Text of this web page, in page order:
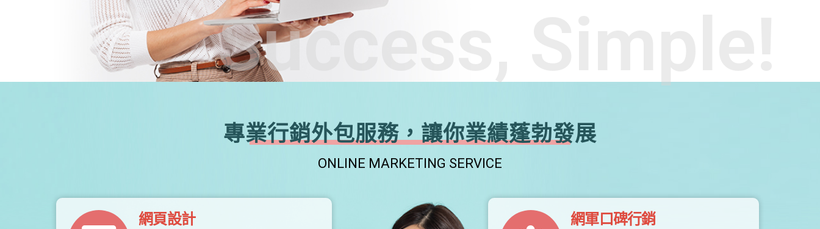
Success, Simple!
專業行銷外包服務，讓你業績蓬勃發展
ONLINE MARKETING SERVICE
網頁設計 網軍口碑行銷